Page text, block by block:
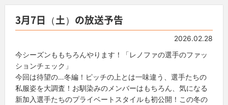
3月7日（土）の放送予告
2026.02.28
今シーズンももちろんやります！「レノファの選手のファッ
ションチェック」
今回は待望の…冬編！ピッチの上とは一味違う、選手たちの
私服姿を大調査！お馴染みのメンバーはもちろん、気になる
新加入選手たちのプライベートスタイルも初公開！この冬の